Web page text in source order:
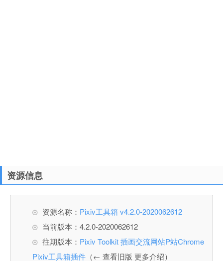
资源信息
资源名称： Pixiv工具箱 v4.2.0-2020062612
当前版本：4.2.0-2020062612
往期版本： Pixiv Toolkit 插画交流网站P站Chrome
Pixiv工具箱插件 （← 查看旧版 更多介绍）